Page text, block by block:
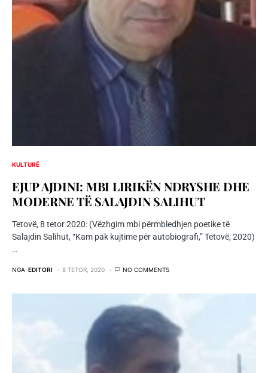
KULTURË
EJUP AJDINI: MBI LIRIKËN NDRYSHE DHE
MODERNE TË SALAJDIN SALIHUT
Tetovë, 8 tetor 2020: (Vëzhgim mbi përmbledhjen poetike të
Salajdin Salihut, “Kam pak kujtime për autobiografi,” Tetovë, 2020)
…
NGA EDITORI 8 TETOR, 2020 NO COMMENTS